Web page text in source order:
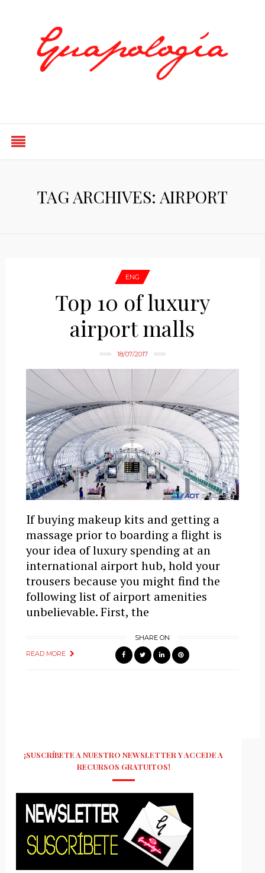
TAG ARCHIVES: AIRPORT
ENG
Top 10 of luxury
airport malls
18/07/2017
If buying makeup kits and getting a
massage prior to boarding a flight is
your idea of luxury spending at an
international airport hub, hold your
trousers because you might find the
following list of airport amenities
unbelievable. First, the
READ MORE
SHARE ON
¡SUSCRÍBETE A NUESTRO NEWSLETTER Y ACCEDE A
RECURSOS GRATUITOS!